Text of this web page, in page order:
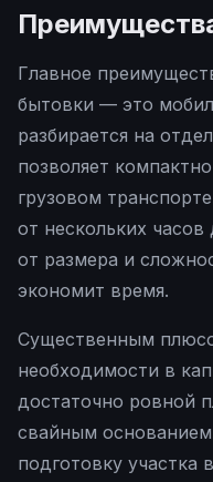
Главное
бытовки — это
разбирается на
позволяет
грузовом
от нескольких
от размера и
экономит время.
Существенным
необходимости в
достаточно ровной
свайным
подготовку участка